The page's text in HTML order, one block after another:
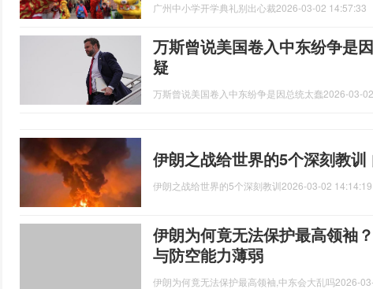
广州中小学开学典礼别出心裁2026-03-02 14:57:33
万斯曾说美国卷入中东纷争是
疑
万斯曾说美国卷入中东纷争是因总统太蠢2026-03-
伊朗之战给世界的5个深刻教
伊朗之战给世界的5个深刻教训2026-03-02 14:14:19
伊朗为何竟无法保护最高领袖
与防空能力薄弱
伊朗为何竟无法保护最高领袖,中东会大乱吗2026-